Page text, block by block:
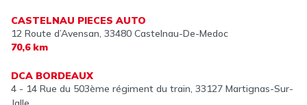
CASTELNAU PIECES AUTO
12 Route d’Avensan, 33480 Castelnau-De-Medoc
70,6 km
DCA BORDEAUX
4 - 14 Rue du 503ème régiment du train, 33127 Martignas-Sur-